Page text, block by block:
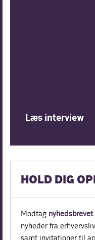
Læs interview
HOLD DIG
Modtag
nyheder fra
samt invitationer til